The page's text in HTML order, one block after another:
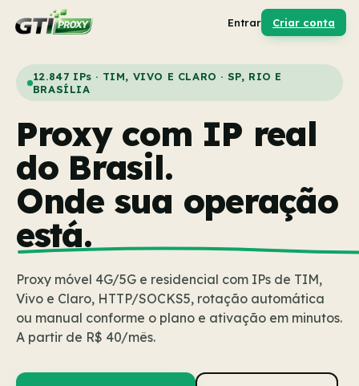
Entrar Criar conta
12.847 IPs · TIM, VIVO E CLARO · SP, RIO E
BRASÍLIA
Proxy com IP real
do Brasil.
Onde sua operação
está.
Proxy móvel 4G/5G e residencial com IPs de TIM,
Vivo e Claro, HTTP/SOCKS5, rotação automática
ou manual conforme o plano e ativação em minutos.
A partir de R$ 40/mês.